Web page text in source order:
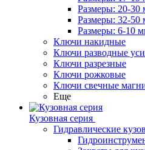
Размеры: 20-30
Размеры: 32-50
Размеры: 6-10
Ключи накидные
Ключи разводные
Ключи разрезные
Ключи рожковые
Ключи свечные
Еще
Кузовная серия
Гидравлические